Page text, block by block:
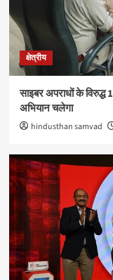
ब्रेकिंग
5
क्षेत्रीय
क्षेत्रीय
साइबर अपराधों के
अभियान चलेगा
hindusthan samvad